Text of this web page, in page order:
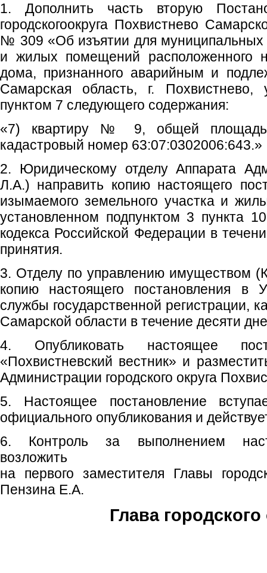
1. Дополнить часть вторую
городскогоокруга Похвистнево
№ 309 «Об изъятии для муниципальных
и жилых помещений расположенного
дома, признанного аварийным и
Самарская область, г. Похвистнево,
пунктом 7 следующего содержания:
«7) квартиру № 9, общей
кадастровый номер 63:07:0302006:643.»
2. Юридическому отделу Аппарата
Л.А.) направить копию настоящего
изымаемого земельного участка и
установленном подпунктом 3 пункта
кодекса Российской Федерации в
принятия.
3. Отделу по управлению имуществом
копию настоящего постановления в
службы государственной регистрации,
Самарской области в течение десяти
4. Опубликовать настоящее
«Похвистневский вестник» и
Администрации городского округа
5. Настоящее постановление
официального опубликования и
6. Контроль за выполнением
возложить
на первого заместителя Главы
Пензина Е.А.
Глава городского